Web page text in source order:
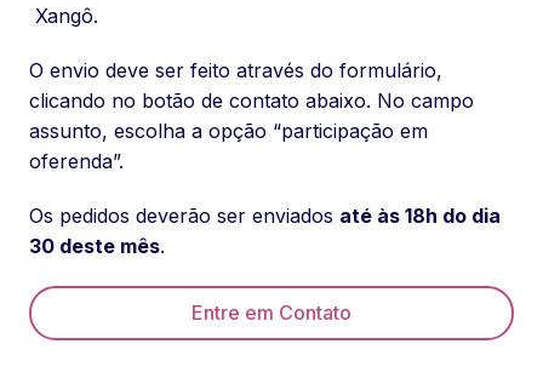
Xangô.
O envio deve ser feito através do formulário,
clicando no botão de contato abaixo. No campo
assunto, escolha a opção “participação em
oferenda”.
Os pedidos deverão ser enviados até às 18h do dia
30 deste mês.
Entre em Contato